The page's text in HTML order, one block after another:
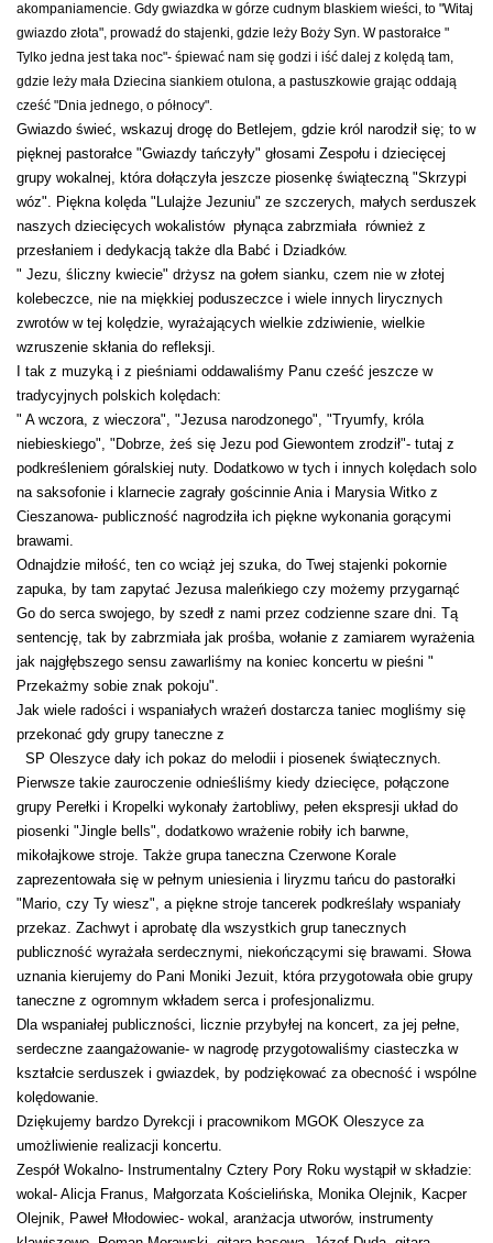
akompaniamencie. Gdy gwiazdka w górze cudnym blaskiem wieści, to "Witaj
gwiazdo złota", prowadź do stajenki, gdzie leży Boży Syn. W pastorałce "
Tylko jedna jest taka noc"- śpiewać nam się godzi i iść dalej z kolędą tam,
gdzie leży mała Dziecina siankiem otulona, a pastuszkowie grając oddają
cześć "Dnia jednego, o północy".
Gwiazdo świeć, wskazuj drogę do Betlejem, gdzie król narodził się; to w
pięknej pastorałce "Gwiazdy tańczyły" głosami Zespołu i dziecięcej
grupy wokalnej, która dołączyła jeszcze piosenkę świąteczną "Skrzypi
wóz". Piękna kolęda "Lulajże Jezuniu" ze szczerych, małych serduszek
naszych dziecięcych wokalistów płynąca zabrzmiała również z
przesłaniem i dedykacją także dla Babć i Dziadków.
" Jezu, śliczny kwiecie" drżysz na gołem sianku, czem nie w złotej
kolebeczce, nie na miękkiej poduszeczce i wiele innych lirycznych
zwrotów w tej kolędzie, wyrażających wielkie zdziwienie, wielkie
wzruszenie skłania do refleksji.
I tak z muzyką i z pieśniami oddawaliśmy Panu cześć jeszcze w
tradycyjnych polskich kolędach:
" A wczora, z wieczora", "Jezusa narodzonego", "Tryumfy, króla
niebieskiego", "Dobrze, żeś się Jezu pod Giewontem zrodził"- tutaj z
podkreśleniem góralskiej nuty. Dodatkowo w tych i innych kolędach solo
na saksofonie i klarnecie zagrały gościnnie Ania i Marysia Witko z
Cieszanowa- publiczność nagrodziła ich piękne wykonania gorącymi
brawami.
Odnajdzie miłość, ten co wciąż jej szuka, do Twej stajenki pokornie
zapuka, by tam zapytać Jezusa maleńkiego czy możemy przygarnąć
Go do serca swojego, by szedł z nami przez codzienne szare dni. Tą
sentencję, tak by zabrzmiała jak prośba, wołanie z zamiarem wyrażenia
jak najgłębszego sensu zawarliśmy na koniec koncertu w pieśni "
Przekażmy sobie znak pokoju".
Jak wiele radości i wspaniałych wrażeń dostarcza taniec mogliśmy się
przekonać gdy grupy taneczne z
SP Oleszyce dały ich pokaz do melodii i piosenek świątecznych.
Pierwsze takie zauroczenie odnieśliśmy kiedy dziecięce, połączone
grupy Perełki i Kropelki wykonały żartobliwy, pełen ekspresji układ do
piosenki "Jingle bells", dodatkowo wrażenie robiły ich barwne,
mikołajkowe stroje. Także grupa taneczna Czerwone Korale
zaprezentowała się w pełnym uniesienia i liryzmu tańcu do pastorałki
"Mario, czy Ty wiesz", a piękne stroje tancerek podkreślały wspaniały
przekaz. Zachwyt i aprobatę dla wszystkich grup tanecznych
publiczność wyrażała serdecznymi, niekończącymi się brawami. Słowa
uznania kierujemy do Pani Moniki Jezuit, która przygotowała obie grupy
taneczne z ogromnym wkładem serca i profesjonalizmu.
Dla wspaniałej publiczności, licznie przybyłej na koncert, za jej pełne,
serdeczne zaangażowanie- w nagrodę przygotowaliśmy ciasteczka w
kształcie serduszek i gwiazdek, by podziękować za obecność i wspólne
kolędowanie.
Dziękujemy bardzo Dyrekcji i pracownikom MGOK Oleszyce za
umożliwienie realizacji koncertu.
Zespół Wokalno- Instrumentalny Cztery Pory Roku wystąpił w składzie:
wokal- Alicja Franus, Małgorzata Kościelińska, Monika Olejnik, Kacper
Olejnik, Paweł Młodowiec- wokal, aranżacja utworów, instrumenty